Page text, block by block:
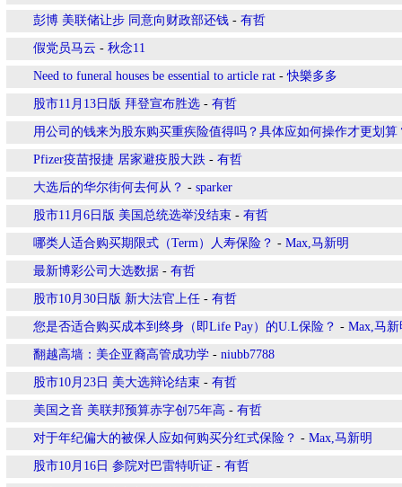
彭博 美联储让步 同意向财政部还钱 - 有哲
假党员马云 - 秋念11
Need to funeral houses be essential to article rat -快樂多多
股市11月13日版 拜登宣布胜选 - 有哲
用公司的钱来为股东购买重疾险值得吗？具体应如何操作才更划算
Pfizer疫苗报捷 居家避疫股大跌 - 有哲
大选后的华尔街何去何从？ - sparker
股市11月6日版 美国总统选举没结束 - 有哲
哪类人适合购买期限式（Term）人寿保险？ - Max,马新明
最新博彩公司大选数据 - 有哲
股市10月30日版 新大法官上任 - 有哲
您是否适合购买成本到终身（即Life Pay）的U.L保险？ - Max,马新
翻越高墙：美企亚裔高管成功学 - niubb7788
股市10月23日 美大选辩论结束 - 有哲
美国之音 美联邦预算赤字创75年高 - 有哲
对于年纪偏大的被保人应如何购买分红式保险？ - Max,马新明
股市10月16日 参院对巴雷特听证 - 有哲